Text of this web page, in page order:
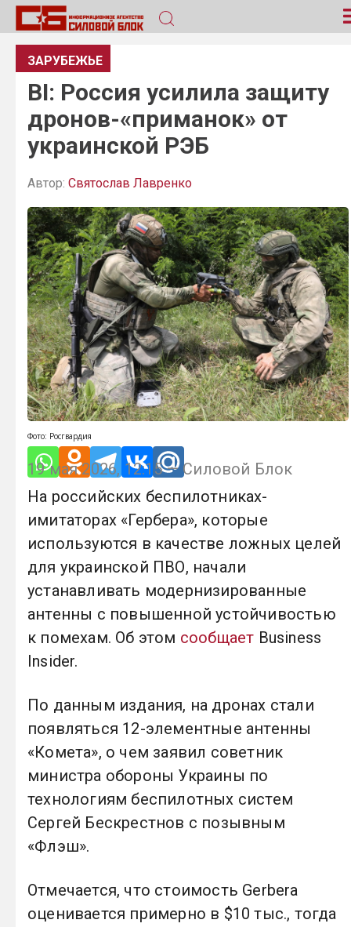
ЗАРУБЕЖЬЕ
BI: Россия усилила защиту
дронов-«приманок» от
украинской РЭБ
Автор: Святослав Лавренко
Фото: Росгвардия
19 мая 2026, 12:15 — Силовой Блок
На российских беспилотниках-
имитаторах «Гербера», которые
используются в качестве ложных целей
для украинской ПВО, начали
устанавливать модернизированные
антенны с повышенной устойчивостью
к помехам. Об этом сообщает Business
Insider.
По данным издания, на дронах стали
появляться 12-элементные антенны
«Комета», о чем заявил советник
министра обороны Украины по
технологиям беспилотных систем
Сергей Бескрестнов с позывным
«Флэш».
Отмечается, что стоимость Gerbera
оценивается примерно в $10 тыс., тогда